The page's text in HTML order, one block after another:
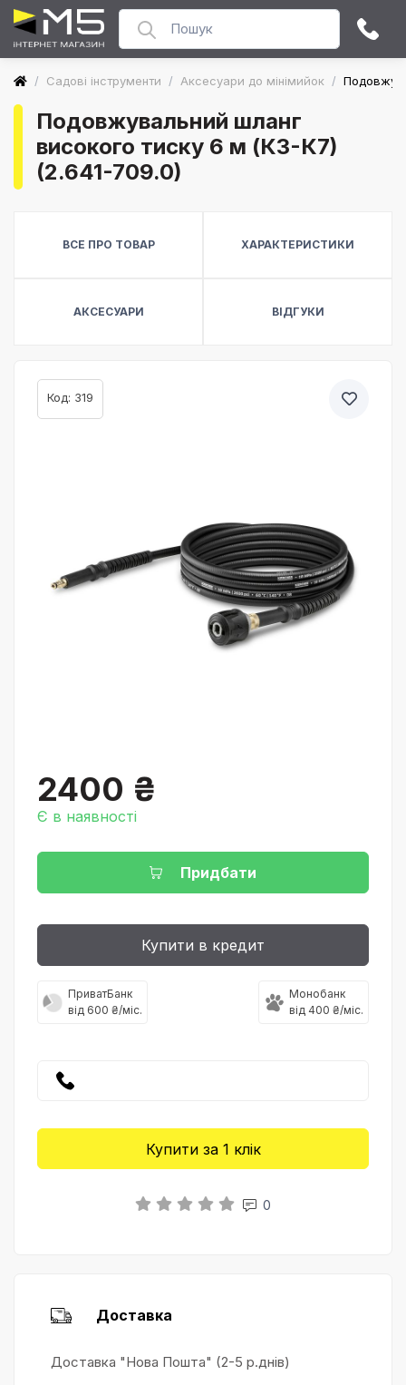
/ Садові інструменти / Аксесуари до мінімийок /
Подовжувальний шланг
високого тиску 6 м (К3-К7)
(2.641-709.0)
ВСЕ ПРО ТОВАР ХАРАКТЕРИСТИКИ
АКСЕСУАРИ ВІДГУКИ
Код: 319
2400 ₴
Є в наявності
Придбати
Купити в кредит
ПриватБанк
від 600 ₴/міс.
Монобанк
від 400 ₴/міс.
Купити за 1 клiк
0
Доставка
Доставка "Нова Пошта" (2-5 р.днів)